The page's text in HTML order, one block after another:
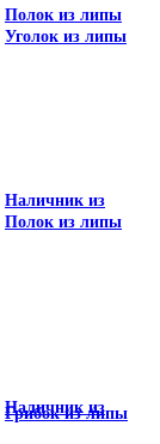
Уголок из липы
Полок из липы
Наличник из
Полок из липы
Наличник из
Грибок из липы